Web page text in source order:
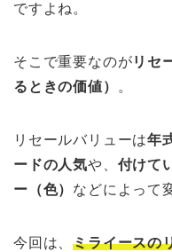
ですよね。
そこで重要なのがリセ
るときの価値）
。
リセールバリューは年
ードの人気や、 付けて
ー（色） などによって
今回は、ミライースの